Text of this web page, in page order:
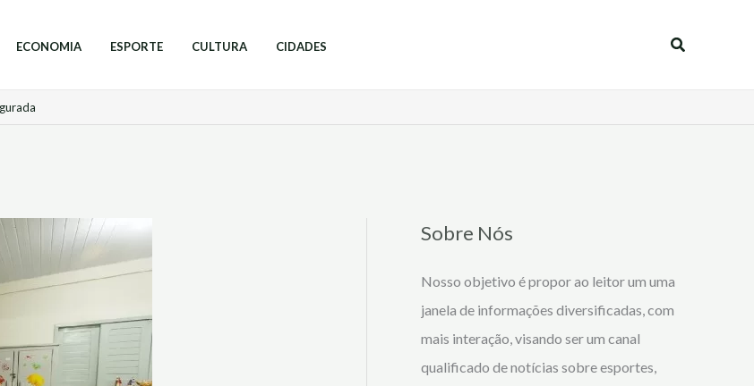
ECONOMIA ESPORTE CULTURA CIDADES Pesquisar
Sobre Nós
Nosso objetivo é propor ao leitor um uma
janela de informações diversificadas, com
mais interação, visando ser um canal
qualificado de notícias sobre esportes,